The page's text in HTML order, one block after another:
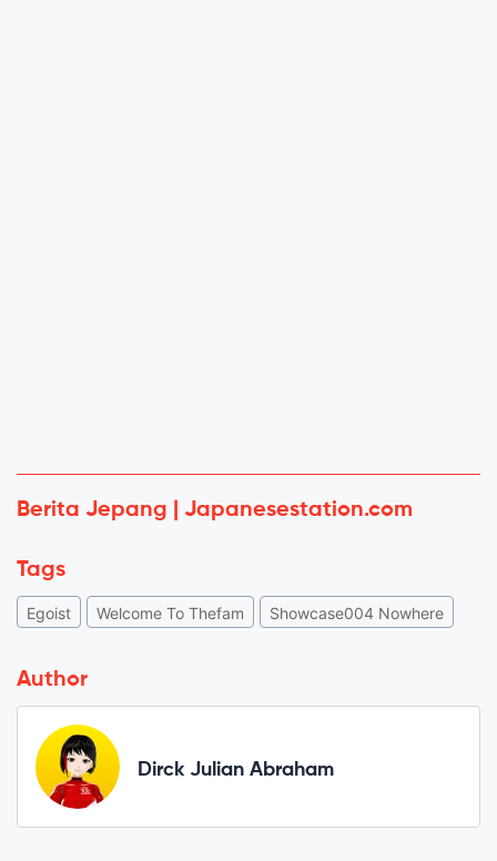
Berita Jepang | Japanesestation.com
Tags
Egoist Welcome To Thefam Showcase004 Nowhere
Author
Dirck Julian Abraham